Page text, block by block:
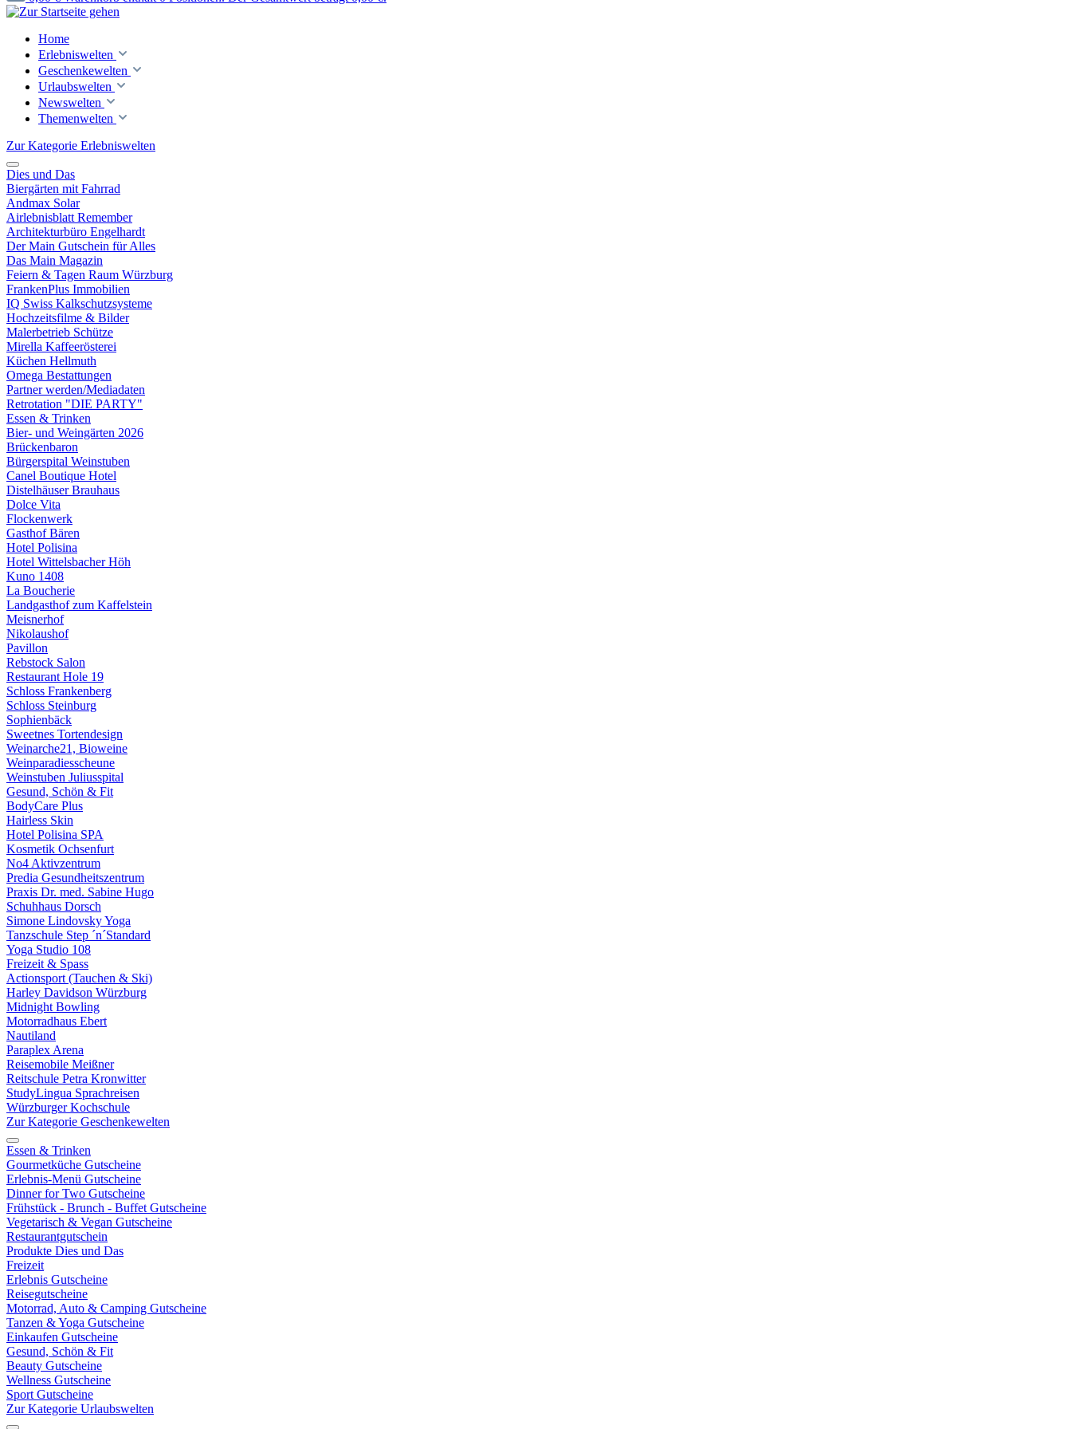
Home
Erlebniswelten
Geschenkewelten
Urlaubswelten
Newswelten
Themenwelten
Zur Kategorie Erlebniswelten
Dies und Das
Biergärten mit Fahrrad
Andmax Solar
Airlebnisblatt Remember
Architekturbüro Engelhardt
Der Main Gutschein für Alles
Das Main Magazin
Feiern & Tagen Raum Würzburg
FrankenPlus Immobilien
IQ Swiss Kalkschutzsysteme
Hochzeitsfilme & Bilder
Malerbetrieb Schütze
Mirella Kaffeerösterei
Küchen Hellmuth
Omega Bestattungen
Partner werden/Mediadaten
Retrotation "DIE PARTY"
Essen & Trinken
Bier- und Weingärten 2026
Brückenbaron
Bürgerspital Weinstuben
Canel Boutique Hotel
Distelhäuser Brauhaus
Dolce Vita
Flockenwerk
Gasthof Bären
Hotel Polisina
Hotel Wittelsbacher Höh
Kuno 1408
La Boucherie
Landgasthof zum Kaffelstein
Meisnerhof
Nikolaushof
Pavillon
Rebstock Salon
Restaurant Hole 19
Schloss Frankenberg
Schloss Steinburg
Sophienbäck
Sweetnes Tortendesign
Weinarche21, Bioweine
Weinparadiesscheune
Weinstuben Juliusspital
Gesund, Schön & Fit
BodyCare Plus
Hairless Skin
Hotel Polisina SPA
Kosmetik Ochsenfurt
No4 Aktivzentrum
Predia Gesundheitszentrum
Praxis Dr. med. Sabine Hugo
Schuhhaus Dorsch
Simone Lindovsky Yoga
Tanzschule Step ´n´Standard
Yoga Studio 108
Freizeit & Spass
Actionsport (Tauchen & Ski)
Harley Davidson Würzburg
Midnight Bowling
Motorradhaus Ebert
Nautiland
Paraplex Arena
Reisemobile Meißner
Reitschule Petra Kronwitter
StudyLingua Sprachreisen
Würzburger Kochschule
Zur Kategorie Geschenkewelten
Essen & Trinken
Gourmetküche Gutscheine
Erlebnis-Menü Gutscheine
Dinner for Two Gutscheine
Frühstück - Brunch - Buffet Gutscheine
Vegetarisch & Vegan Gutscheine
Restaurantgutschein
Produkte Dies und Das
Freizeit
Erlebnis Gutscheine
Reisegutscheine
Motorrad, Auto & Camping Gutscheine
Tanzen & Yoga Gutscheine
Einkaufen Gutscheine
Gesund, Schön & Fit
Beauty Gutscheine
Wellness Gutscheine
Sport Gutscheine
Zur Kategorie Urlaubswelten